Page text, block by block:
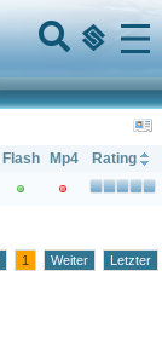
Menu
Flash Mp4
Rating
1 Weiter Letzter